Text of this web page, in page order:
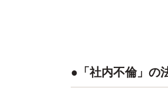
●「社内不倫」の